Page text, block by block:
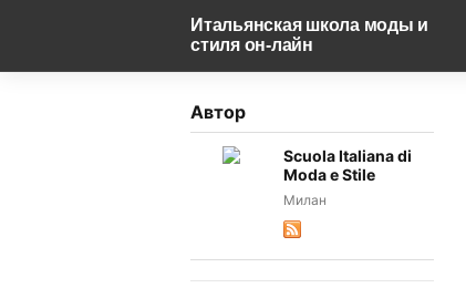
Итальянская школа моды и
стиля он-лайн
Автор
Scuola Italiana di
Moda e Stile
Милан